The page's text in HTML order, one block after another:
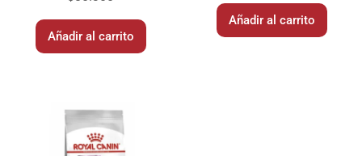
Añadir al carrito
Añadir al carrito